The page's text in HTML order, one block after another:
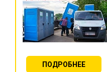
ПОДРОБНЕЕ